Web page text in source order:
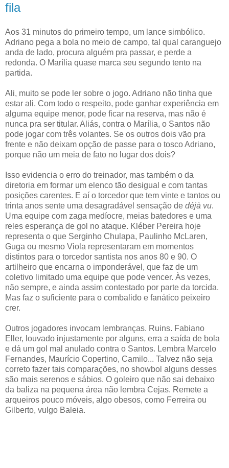
fila
Aos 31 minutos do primeiro tempo, um lance simbólico.
Adriano pega a bola no meio de campo, tal qual caranguejo
anda de lado, procura alguém pra passar, e perde a
redonda. O Marília quase marca seu segundo tento na
partida.
Ali, muito se pode ler sobre o jogo. Adriano não tinha que
estar ali. Com todo o respeito, pode ganhar experiência em
alguma equipe menor, pode ficar na reserva, mas não é
nunca pra ser titular. Aliás, contra o Marília, o Santos não
pode jogar com três volantes. Se os outros dois vão pra
frente e não deixam opção de passe para o tosco Adriano,
porque não um meia de fato no lugar dos dois?
Isso evidencia o erro do treinador, mas também o da
diretoria em formar um elenco tão desigual e com tantas
posições carentes. E aí o torcedor que tem vinte e tantos ou
trinta anos sente uma desagradável sensação de déjà vu.
Uma equipe com zaga medíocre, meias batedores e uma
reles esperança de gol no ataque. Kléber Pereira hoje
representa o que Serginho Chulapa, Paulinho McLaren,
Guga ou mesmo Viola representaram em momentos
distintos para o torcedor santista nos anos 80 e 90. O
artilheiro que encarna o imponderável, que faz de um
coletivo limitado uma equipe que pode vencer. Às vezes,
não sempre, e ainda assim contestado por parte da torcida.
Mas faz o suficiente para o combalido e fanático peixeiro
crer.
Outros jogadores invocam lembranças. Ruins. Fabiano
Eller, louvado injustamente por alguns, erra a saída de bola
e dá um gol mal anulado contra o Santos. Lembra Marcelo
Fernandes, Maurício Copertino, Camilo... Talvez não seja
correto fazer tais comparações, no showbol alguns desses
são mais serenos e sábios. O goleiro que não sai debaixo
da baliza na pequena área não lembra Cejas. Remete a
arqueiros pouco móveis, algo obesos, como Ferreira ou
Gilberto, vulgo Baleia.